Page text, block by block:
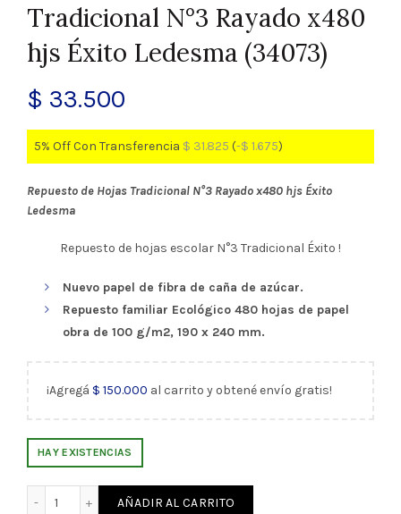
Tradicional N°3 Rayado x480
hjs Éxito Ledesma (34073)
$ 33.500
5% Off Con Transferencia $ 31.825 (-$ 1.675)
Repuesto de Hojas Tradicional N°3 Rayado x480 hjs Éxito
Ledesma
Repuesto de hojas escolar N°3 Tradicional Éxito !
Nuevo papel de fibra de caña de azúcar.
Repuesto familiar Ecológico 480 hojas de papel
obra de 100 g/m2, 190 x 240 mm.
¡Agregá $ 150.000 al carrito y obtené envío gratis!
HAY EXISTENCIAS
Repuesto de Hojas Tradicional N°3 Rayado x480 hjs
AÑADIR AL CARRITO